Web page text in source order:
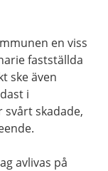
en viss
fastställda
ske även
i
skadade,
avlivas på